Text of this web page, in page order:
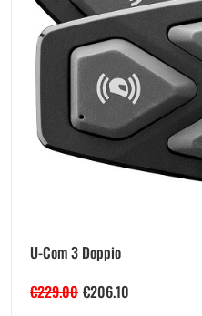
U-Com 3 Doppio
€229.00 €206.10